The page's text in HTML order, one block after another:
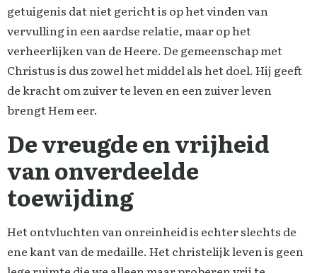
getuigenis dat niet gericht is op het vinden van
vervulling in een aardse relatie, maar op het
verheerlijken van de Heere. De gemeenschap met
Christus is dus zowel het middel als het doel. Hij geeft
de kracht om zuiver te leven en een zuiver leven
brengt Hem eer.
De vreugde en vrijheid
van onverdeelde
toewijding
Het ontvluchten van onreinheid is echter slechts de
ene kant van de medaille. Het christelijk leven is geen